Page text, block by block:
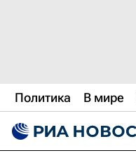
Политика В мире